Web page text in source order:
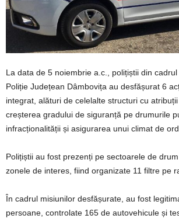
La data de 5 noiembrie a.c., polițiștii din
Poliție Județean Dâmbovița au desfășurat 6
integrat, alături de celelalte structuri cu
creșterea gradului de siguranță pe drumurile
infracționalității și asigurarea unui climat de
Polițiștii au fost prezenți pe sectoarele de
zonele de interes, fiind organizate 11 filtre pe
În cadrul misiunilor desfășurate, au fost
persoane, controlate 165 de autovehicule și